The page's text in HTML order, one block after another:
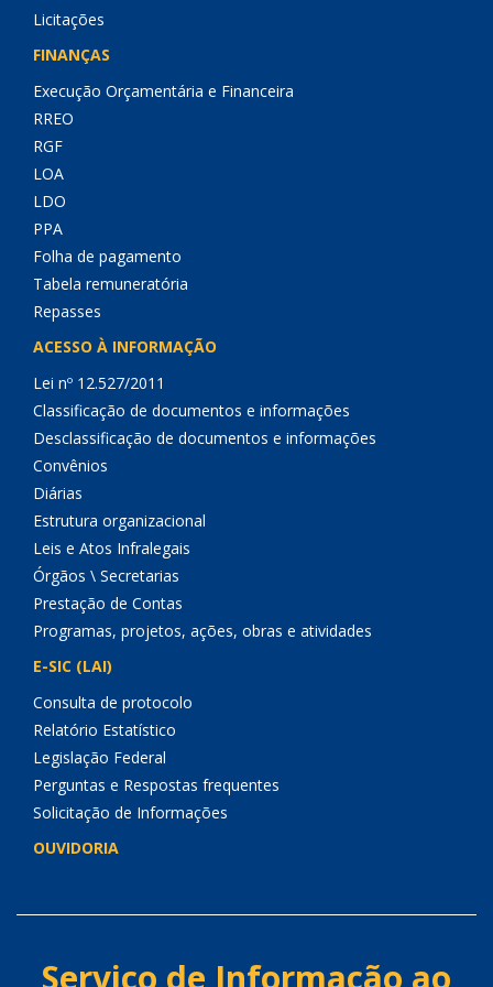
Licitações
FINANÇAS
Execução Orçamentária e Financeira
RREO
RGF
LOA
LDO
PPA
Folha de pagamento
Tabela remuneratória
Repasses
ACESSO À INFORMAÇÃO
Lei nº 12.527/2011
Classificação de documentos e informações
Desclassificação de documentos e informações
Convênios
Diárias
Estrutura organizacional
Leis e Atos Infralegais
Órgãos \ Secretarias
Prestação de Contas
Programas, projetos, ações, obras e atividades
E-SIC (LAI)
Consulta de protocolo
Relatório Estatístico
Legislação Federal
Perguntas e Respostas frequentes
Solicitação de Informações
OUVIDORIA
Serviço de Informação ao